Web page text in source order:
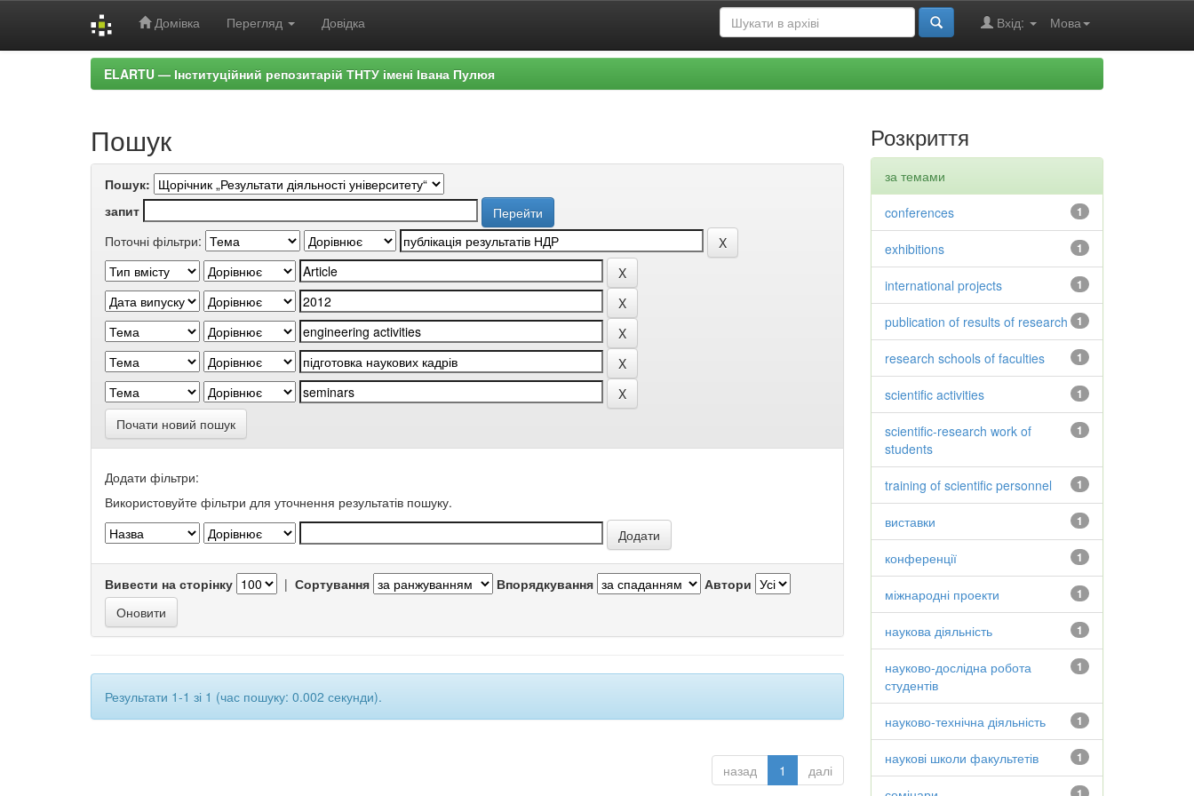
Домівка Перегляд Довідка Мова
Вхід:
ELARTU — Інституційний репозитарій ТНТУ імені Івана Пулюя
Пошук
Пошук:
запит
Поточні фільтри:
Почати новий пошук
Додати фільтри:
Використовуйте фільтри для уточнення результатів пошуку.
Вивести на сторінку | Сортування Впорядкування Автори
Результати 1-1 зі 1 (час пошуку: 0.002 секунди).
назад 1 далі
Розкриття
за темами
1
conferences
1
exhibitions
1
international projects
1
publication of results of research
1
research schools of faculties
1
scientific activities
1
scientific-research work of
students
1
training of scientific personnel
1
виставки
1
конференції
1
міжнародні проекти
1
наукова діяльність
1
науково-дослідна робота
студентів
1
науково-технічна діяльність
1
наукові школи факультетів